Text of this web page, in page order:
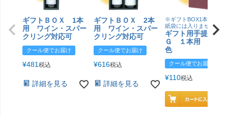
ギフトＢＯＸ 1本
用 ワイン・スパー
クリング対応可
クール便でお届け
¥481税込
詳細を見る
ギフトＢＯＸ 2本
用 ワイン・スパー
クリング対応可
クール便でお届け
¥616税込
詳細を見る
※ギフトBOX1本用はこ
紙袋には入りません
ギフト用手提げＢ
Ｇ １本用 エン
色
クール便でお届け
¥110税込